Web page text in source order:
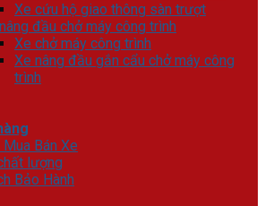
Xe cứu hộ giao thông sàn trượt
đầu chở máy công trình
Xe chở máy công trình
Xe nâng đầu gắn cẩu chở máy công
trình
Mua Bán Xe
lượng
Bảo Hành